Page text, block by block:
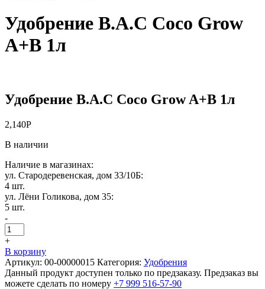
Удобрение B.A.C Coco Grow
A+B 1л
Удобрение B.A.C Coco Grow A+B 1л
2,140Р
В наличии
Наличие в магазинах:
ул. Стародеревенская, дом 33/10Б:
4 шт.
ул. Лёни Голикова, дом 35:
5 шт.
-
+
В корзину
Артикул: 00-00000015 Категория: Удобрения
Данный продукт доступен только по предзаказу. Предзаказ вы
можете сделать по номеру +7 999 516-57-90